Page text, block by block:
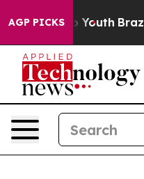
AGP PICKS
to Youth Brazil